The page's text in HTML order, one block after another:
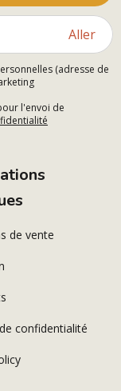
Aller
(adresse de
l'envoi de
de vente
confidentialité